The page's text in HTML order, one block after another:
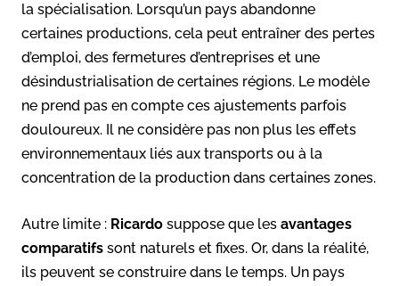
la spécialisation. Lorsqu’un pays abandonne
certaines productions, cela peut entraîner des pertes
d’emploi, des fermetures d’entreprises et une
désindustrialisation de certaines régions. Le modèle
ne prend pas en compte ces ajustements parfois
douloureux. Il ne considère pas non plus les effets
environnementaux liés aux transports ou à la
concentration de la production dans certaines zones.
Autre limite : Ricardo suppose que les avantages
comparatifs sont naturels et fixes. Or, dans la réalité,
ils peuvent se construire dans le temps. Un pays